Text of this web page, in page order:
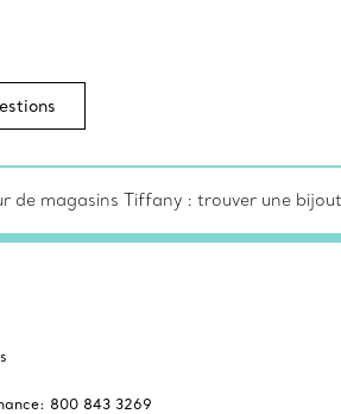
de magasins Tiffany : trouver une
800 843 3269